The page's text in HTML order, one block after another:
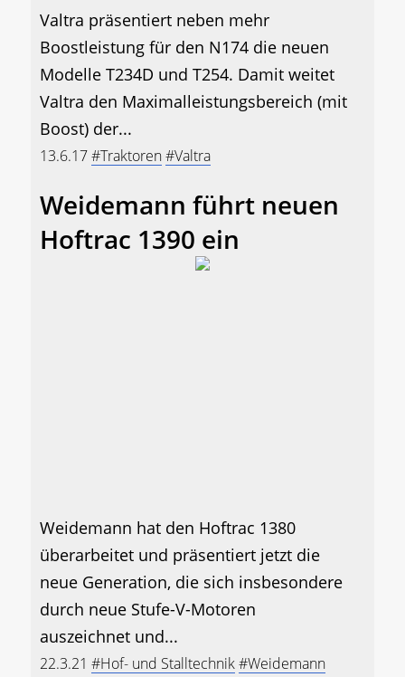
Valtra präsentiert neben mehr
Boostleistung für den N174 die neuen
Modelle T234D und T254. Damit weitet
Valtra den Maximalleistungsbereich (mit
Boost) der...
13.6.17#Traktoren#Valtra
Weidemann führt neuen
Hoftrac 1390 ein
Weidemann hat den Hoftrac 1380
überarbeitet und präsentiert jetzt die
neue Generation, die sich insbesondere
durch neue Stufe-V-Motoren
auszeichnet und...
22.3.21 #Hof- und Stalltechnik#Weidemann